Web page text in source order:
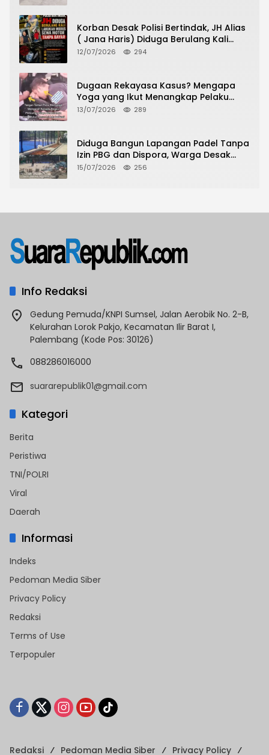
Korban Desak Polisi Bertindak, JH Alias
( Jana Haris) Diduga Berulang Kali
Lakukan Modus Sewa Motor Tanpa
12/07/2026 294
Dugaan Rekayasa Kasus? Mengapa
Yoga yang Ikut Menangkap Pelaku
Pencurian Toko Ponsel di Pancur Batu
13/07/2026 289
Diduga Bangun Lapangan Padel Tanpa
Izin PBG dan Dispora, Warga Desak
CKTRP dan Dispora Jakarta Barat
15/07/2026 256
Info Redaksi
Gedung Pemuda/KNPI Sumsel, Jalan Aerobik No. 2-B,
Kelurahan Lorok Pakjo, Kecamatan Ilir Barat I,
Palembang (Kode Pos: 30126)
088286016000
suararepublik01@gmail.com
Kategori
Berita
Peristiwa
TNI/POLRI
Viral
Daerah
Informasi
Indeks
Pedoman Media Siber
Privacy Policy
Redaksi
Terms of Use
Terpopuler
Redaksi Pedoman Media Siber Privacy Policy